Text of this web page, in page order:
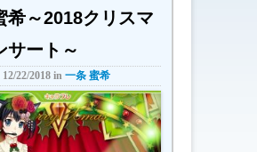
希～2018クリスマ
サート～
12/22/2018 in 一条 蜜希